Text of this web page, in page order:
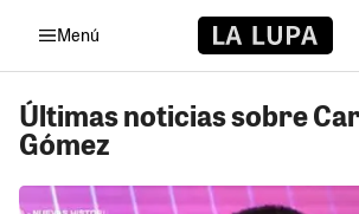
Menú
Últimas noticias sobre
Gómez